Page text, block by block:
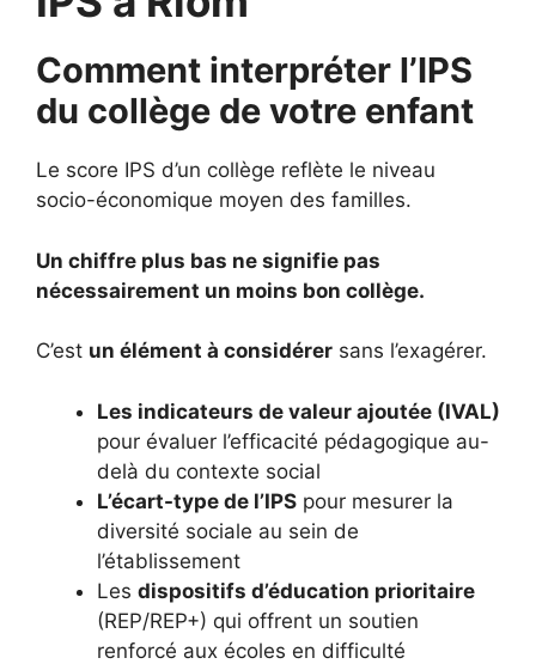
Comment interpréter l’IPS
du collège de votre enfant
Le score IPS d’un collège reflète le niveau
socio-économique moyen des familles.
Un chiffre plus bas ne signifie pas
nécessairement un moins bon collège.
C’est un élément à considérer sans l’exagérer.
Les indicateurs de valeur ajoutée (IVAL)
pour évaluer l’efficacité pédagogique au-
delà du contexte social
L’écart-type de l’IPS pour mesurer la
diversité sociale au sein de
l’établissement
Les dispositifs d’éducation prioritaire
(REP/REP+) qui offrent un soutien
renforcé aux écoles en difficulté